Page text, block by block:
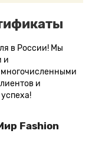
в России! Мы
и
и
Fashion